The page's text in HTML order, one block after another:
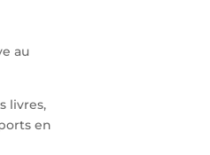
au
livres,
en